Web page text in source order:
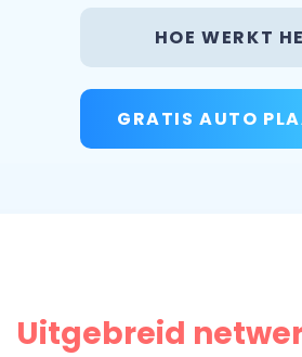
HOE WERKT
GRATIS AUTO
Uitgebreid